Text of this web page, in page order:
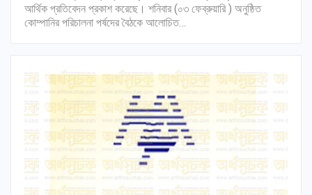
আর্থিক প্রতিবেদন প্রকাশ করেছে। শনিবার (০৩ ফেব্রুয়ারি ) অনুষ্ঠিত
কোম্পানির পরিচালনা পর্ষদের বৈঠকে আলোচিত…